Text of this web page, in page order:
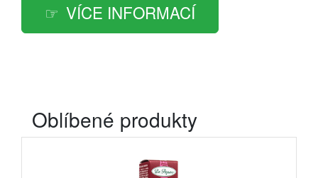
VÍCE INFORMACÍ
Oblíbené produkty